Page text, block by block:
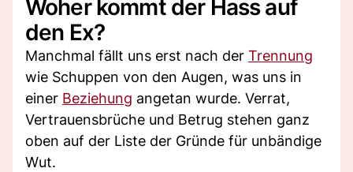
Woher kommt der Hass auf
den Ex?
Manchmal fällt uns erst nach der Trennung
wie Schuppen von den Augen, was uns in
einer Beziehung angetan wurde. Verrat,
Vertrauensbrüche und Betrug stehen ganz
oben auf der Liste der Gründe für unbändige
Wut.